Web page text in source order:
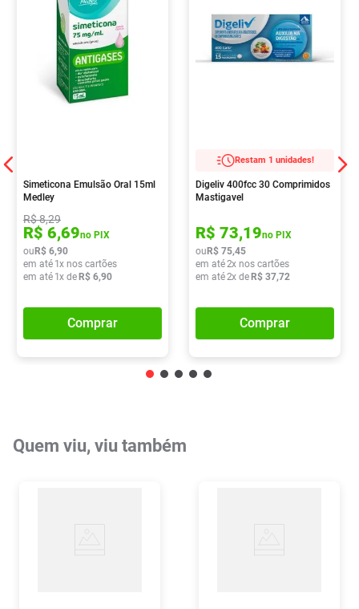
Simeticona Emulsão Oral 15ml
Medley
R$8,29
R$ 6,69no PIX
ou R$ 6,90
em até 1x nos cartões
em até 1x de R$ 6,90
Comprar
Restam 1 unidades!
Digeliv 400fcc 30 Comprimidos
Mastigavel
R$ 73,19no PIX
ou R$ 75,45
em até2x nos cartões
em até2x de R$ 37,72
Comprar
Quem viu, viu também